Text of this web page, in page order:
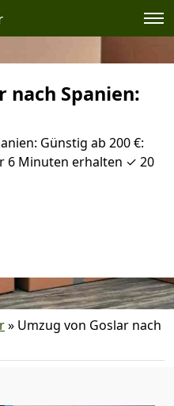
nach Spanien:
Günstig ab 200 €:
6 Minuten erhalten ✓ 20
» Umzug von Goslar nach